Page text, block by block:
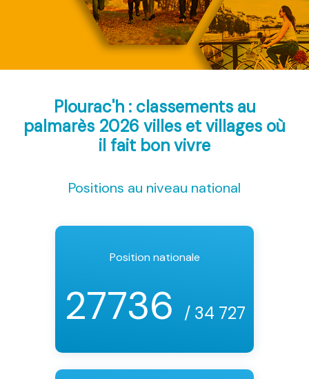
Plourac'h : classements au
palmarès 2026 villes et villages où
il fait bon vivre
Positions au niveau national
Position nationale
27736 / 34 727